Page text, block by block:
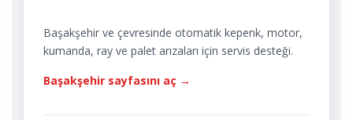
Başakşehir ve çevresinde otomatik kepenk, motor,
kumanda, ray ve palet arızaları için servis desteği.
Başakşehir sayfasını aç →